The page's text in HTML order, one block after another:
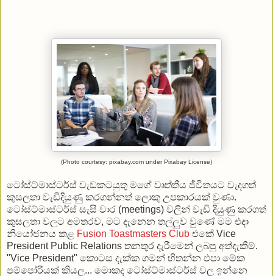
(Photo courtesy: pixabay.com under Pixabay License)
ටෝස්ට්මාස්ටර්ස් වැඩකටයුතු මගේ වෘත්තීය ජීවිතයට වැදගත්
කුසලතා වැඩිදියුණු කරගන්නත් ලොකු උපකාරයක් වුණා.
ටෝස්ට්මාස්ටර්ස් සැසි වාර (meetings) වලින් වැඩි දියුණු කරගත්
කුසලතා වලට අමතරව, මට දැනෙන තල්ලුව වුණේ මම එදා
නියෝජනය කළ Fusion Toastmasters Club එකේ Vice
President Public Relations තනතුර දැරීමෙන් ලබපු අත්දැකීම්.
"Vice President" කොටස දැක්ක ගමන් හිතන්න එපා මේක
පම්පෝරියක් කියල... මොකද ටෝස්ට්මාස්ටර්ස් වල ඉන්නෙ